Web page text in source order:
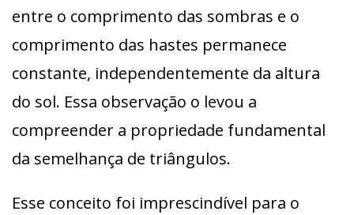
entre o comprimento das sombras e o
comprimento das hastes permanece
constante, independentemente da altura
do sol. Essa observação o levou a
compreender a propriedade fundamental
da semelhança de triângulos.
Esse conceito foi imprescindível para o